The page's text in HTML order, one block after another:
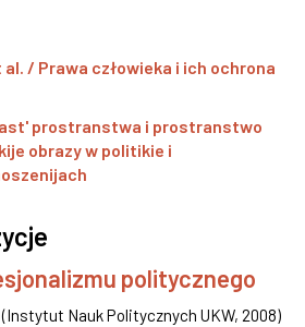
al. / Prawa człowieka i ich ochrona
prostranstwa i prostranstwo
obrazy w politikie i
politycznego
(Instytut Nauk Politycznych UKW, 2008)